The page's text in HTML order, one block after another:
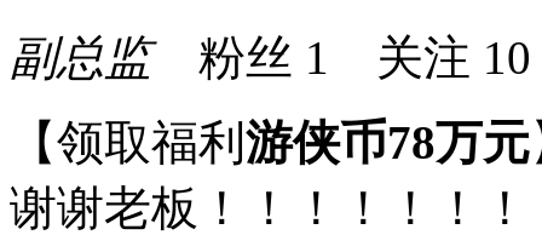
副总监粉丝 1 关注 10
【领取福利 游侠币78万元
谢谢老板！！！！！！